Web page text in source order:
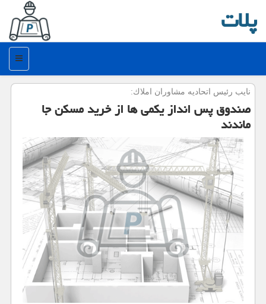
پلات
منو
نایب رئیس اتحادیه مشاوران املاك:
صندوق پس انداز یكمی ها از خرید مسكن جا
ماندند